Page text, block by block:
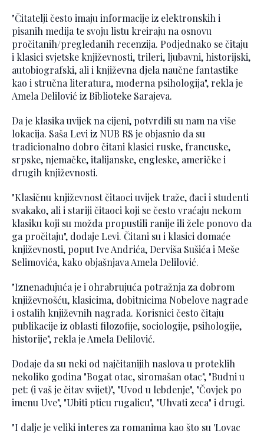
"Čitatelji često imaju informacije iz elektronskih i
pisanih medija te svoju listu kreiraju na osnovu
pročitanih/pregledanih recenzija. Podjednako se čitaju
i klasici svjetske književnosti, trileri, ljubavni, historijski,
autobiografski, ali i književna djela naučne fantastike
kao i stručna literatura, moderna psihologija", rekla je
Amela Delilović iz Biblioteke Sarajeva.
Da je klasika uvijek na cijeni, potvrdili su nam na više
lokacija. Saša Levi iz NUB RS je objasnio da su
tradicionalno dobro čitani klasici ruske, francuske,
srpske, njemačke, italijanske, engleske, američke i
drugih književnosti.
"Klasičnu književnost čitaoci uvijek traže, đaci i studenti
svakako, ali i stariji čitaoci koji se često vraćaju nekom
klasiku koji su možda propustili ranije ili žele ponovo da
ga pročitaju", dodaje Levi. Čitani su i klasici domaće
književnosti, poput Ive Andrića, Derviša Sušića i Meše
Selimovića, kako objašnjava Amela Delilović.
"Iznenađujuća je i ohrabrujuća potražnja za dobrom
književnošću, klasicima, dobitnicima Nobelove nagrade
i ostalih književnih nagrada. Korisnici često čitaju
publikacije iz oblasti filozofije, sociologije, psihologije,
historije", rekla je Amela Delilović.
Dodaje da su neki od najčitanijih naslova u proteklih
nekoliko godina "Bogat otac, siromašan otac", "Budni u
pet: (i vaš je čitav svijet)", "Uvod u lebdenje", "Čovjek po
imenu Uve", "Ubiti pticu rugalicu", "Uhvati zeca" i drugi.
"I dalje je veliki interes za romanima kao što su 'Lovac